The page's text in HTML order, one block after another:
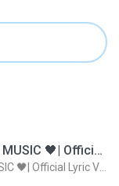
ไม่มีใครรู้ตัวเรา– UNHEARD MUSIC 🖤| Official Lyric Video | เพลงสู้ชีวิต